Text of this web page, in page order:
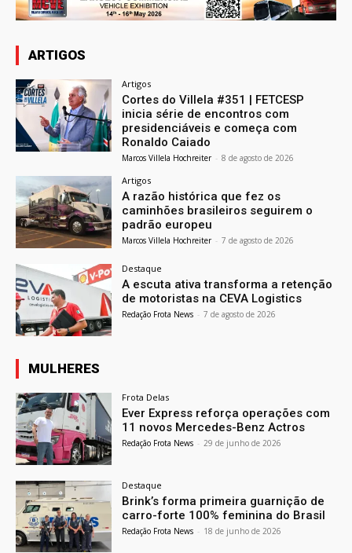
ARTIGOS
Artigos
Cortes do Villela #351 | FETCESP
inicia série de encontros com
presidenciáveis e começa com
Ronaldo Caiado
Marcos Villela Hochreiter - 8 de agosto de 2026
Artigos
A razão histórica que fez os
caminhões brasileiros seguirem o
padrão europeu
Marcos Villela Hochreiter - 7 de agosto de 2026
Destaque
A escuta ativa transforma a retenção
de motoristas na CEVA Logistics
Redação Frota News - 7 de agosto de 2026
MULHERES
Frota Delas
Ever Express reforça operações com
11 novos Mercedes-Benz Actros
Redação Frota News - 29 de junho de 2026
Destaque
Brink’s forma primeira guarnição de
carro-forte 100% feminina do Brasil
Redação Frota News - 18 de junho de 2026